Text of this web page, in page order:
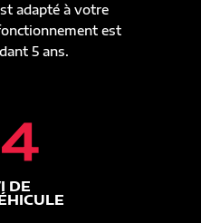
adapté à votre
est
5 ans.
DE